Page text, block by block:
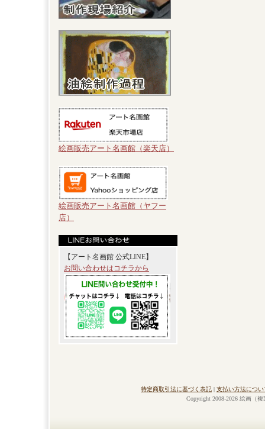
絵画販売アート名画館（楽天店）
絵画販売アート名画館（ヤフー
店）
【アート名画館 公式LINE】
お問い合わせはコチラから
特定商取引法に基づく表記 | 支払い方法につい
Copyright 2008-2026 絵画（